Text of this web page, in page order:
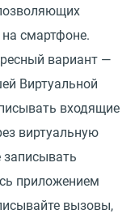
смартфоне.
вариант —
Виртуальной
входящие
виртуальную
приложением
вызовы,